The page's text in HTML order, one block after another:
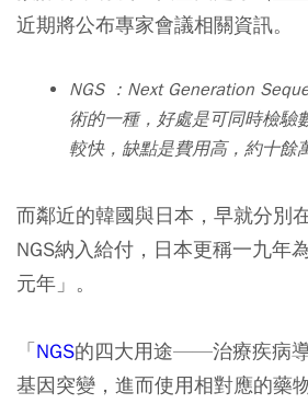
近期將公布專家會議相關資訊。
NGS ：Next Generation
術的一種，好處是可同時檢驗
較快，缺點是費用高，約十餘
而鄰近的韓國與日本，早就分別
NGS納入給付，日本更稱一九年
元年」。
「NGS的四大用途——治療疾病
基因突變，進而使用相對應的藥